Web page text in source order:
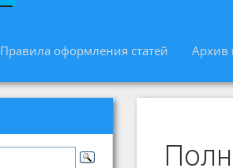
Правила оформления статей Архив